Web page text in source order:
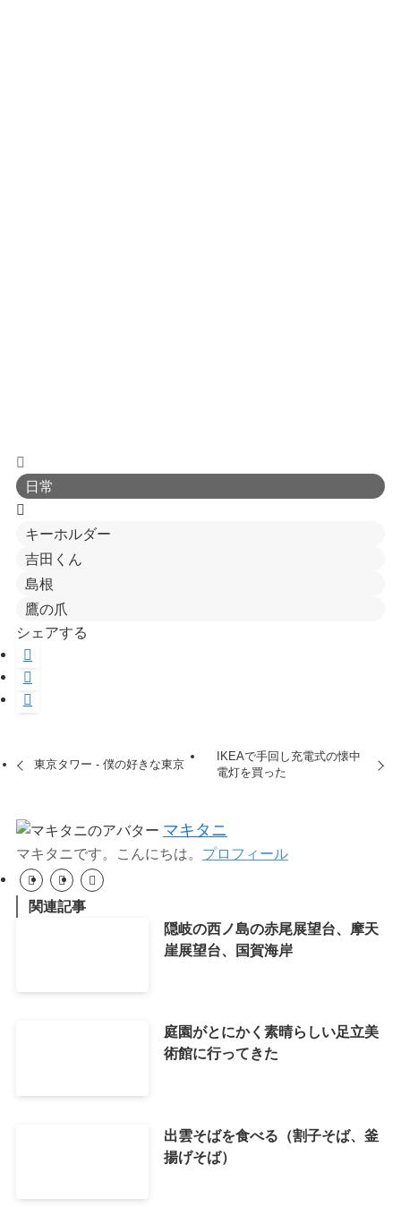
日常
キーホルダー
吉田くん
島根
鷹の爪
シェアする
東京タワー - 僕の好きな東京
IKEAで手回し充電式の懐中
電灯を買った
マキタニ
マキタニです。こんにちは。 プロフィール
関連記事
隠岐の西ノ島の赤尾展望台、摩天
崖展望台、国賀海岸
庭園がとにかく素晴らしい足立美
術館に行ってきた
出雲そばを食べる（割子そば、釜
揚げそば）